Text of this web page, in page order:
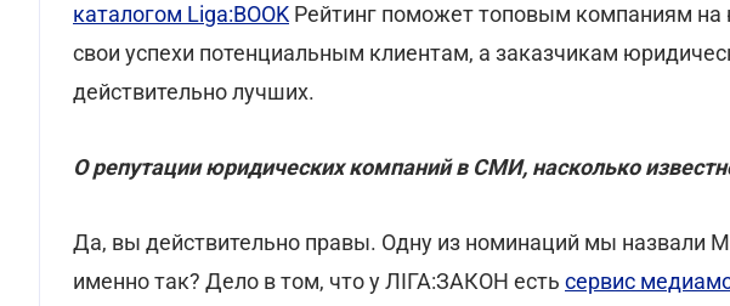
каталогом Liga:BOOK Рейтинг поможет топовым компаниям
свои успехи потенциальным клиентам, а заказчикам
действительно лучших.
О репутации юридических компаний в СМИ, насколько
Да, вы действительно правы. Одну из номинаций мы назвали
именно так? Дело в том, что у ЛІГА:ЗАКОН есть сервис